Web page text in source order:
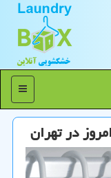
منو
در تهران